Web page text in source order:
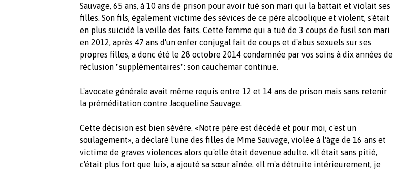
Sauvage, 65 ans, à 10 ans de prison pour avoir tué son mari qui la battait et violait ses
filles. Son fils, également victime des sévices de ce père alcoolique et violent, s'était
en plus suicidé la veille des faits. Cette femme qui a tué de 3 coups de fusil son mari
en 2012, après 47 ans d'un enfer conjugal fait de coups et d'abus sexuels sur ses
propres filles, a donc été le 28 octobre 2014 condamnée par vos soins à dix années de
réclusion "supplémentaires": son cauchemar continue.
L'avocate générale avait même requis entre 12 et 14 ans de prison mais sans retenir
la préméditation contre Jacqueline Sauvage.
Cette décision est bien sévère. «Notre père est décédé et pour moi, c'est un
soulagement», a déclaré l'une des filles de Mme Sauvage, violée à l'âge de 16 ans et
victime de graves violences alors qu'elle était devenue adulte. «Il était sans pitié,
c'était plus fort que lui», a ajouté sa sœur aînée. «Il m'a détruite intérieurement, je